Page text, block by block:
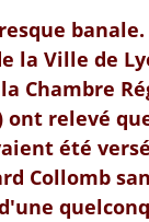
la Ville de
Chambre
ont relevé
été
Collomb